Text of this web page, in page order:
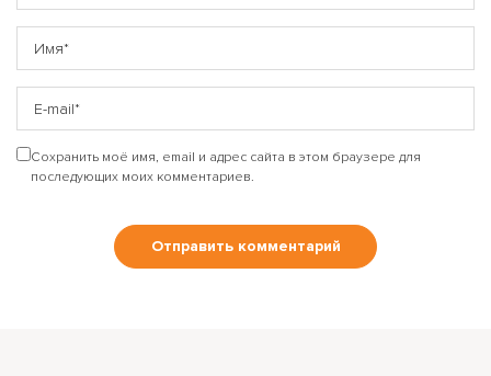
Сохранить моё имя, email и адрес сайта в этом браузере для
последующих моих комментариев.